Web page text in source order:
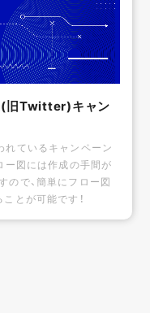
X(旧Twitter)キャン
れているキャンペーン
ー図には作成の手間が
ので、簡単にフロー図
とが可能です！